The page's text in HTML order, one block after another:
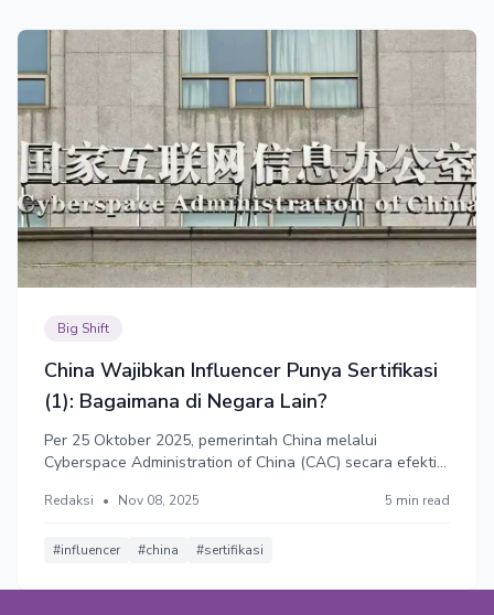
Big Shift
China Wajibkan Influencer Punya Sertifikasi
(1): Bagaimana di Negara Lain?
Per 25 Oktober 2025, pemerintah China melalui
Cyberspace Administration of China (CAC) secara efektif
Alasannya, demi menertibkan konten liar mengandung
Bagaimana di negara lain?
Redaksi • Nov 08, 2025 5 min read
#influencer #china #sertifikasi